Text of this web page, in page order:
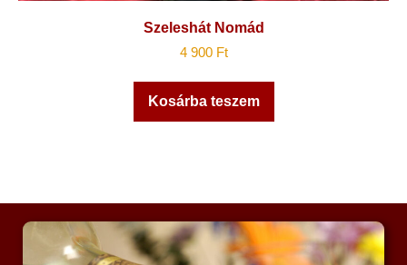
Szeleshát Nomád
4 900 Ft
Kosárba teszem